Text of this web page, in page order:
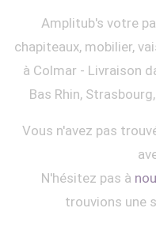
Amplitub's votre
chapiteaux, mobilier,
à Colmar - Livraison
Bas Rhin,
Vous n'avez pas
N'hésitez pas à
trouvions une